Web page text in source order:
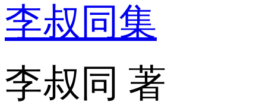
李叔同集
李叔同 著